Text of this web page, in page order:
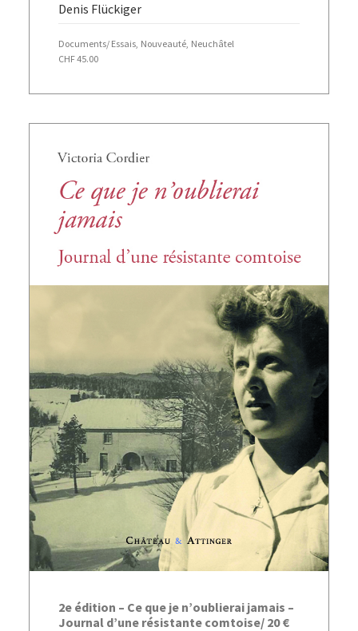
Denis Flückiger
Documents/ Essais, Nouveauté, Neuchâtel
CHF45.00
2e édition – Ce que je n’oublierai jamais –
Journal d’une résistante comtoise/ 20 €